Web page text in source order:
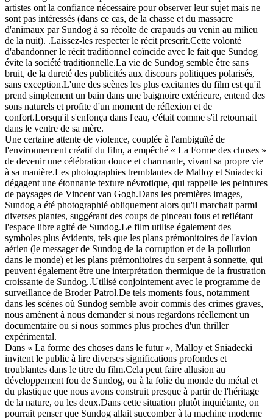
artistes ont la confiance nécessaire pour observer leur sujet mais ne
sont pas intéressés (dans ce cas, de la chasse et du massacre
d'animaux par Sundog à sa récolte de crapauds au venin au milieu
de la nuit). .Laissez-les respecter le récit prescrit.Cette volonté
d'abandonner le récit traditionnel coïncide avec le fait que Sundog
évite la société traditionnelle.La vie de Sundog semble être sans
bruit, de la dureté des publicités aux discours politiques polarisés,
sans exception.L'une des scènes les plus excitantes du film est qu'il
prend simplement un bain dans une baignoire extérieure, entend des
sons naturels et profite d'un moment de réflexion et de
confort.Lorsqu'il s'enfonça dans l'eau, c'était comme s'il retournait
dans le ventre de sa mère.
Une certaine attente de violence, couplée à l'ambiguïté de
l'environnement créatif du film, a empêché « La Forme des choses »
de devenir une célébration douce et charmante, vivant sa propre vie
à sa manière.Les photographies tremblantes de Malloy et Sniadecki
dégagent une étonnante texture névrotique, qui rappelle les peintures
de paysages de Vincent van Gogh.Dans les premières images,
Sundog a été photographié obliquement alors qu'il marchait parmi
diverses plantes, suggérant des coups de pinceau fous et reflétant
l'espace libre agité de Sundog.Le film utilise également des
symboles plus évidents, tels que les plans prémonitoires de l'avion
aérien (le messager de Sundog de la corruption et de la pollution
dans le monde) et les plans prémonitoires du serpent à sonnette, qui
peuvent également être une interprétation thermique de la frustration
croissante de Sundog..Utilisé conjointement avec le programme de
surveillance de Broder Patrol.De tels moments fous, notamment
dans les scènes où Sundog semble avoir commis des crimes graves,
nous amènent à nous demander si nous regardons réellement un
documentaire ou si nous sommes plus proches d'un thriller
expérimental.
Dans « La forme des choses dans le futur », Malloy et Sniadecki
invitent le public à lire diverses significations profondes et
troublantes dans le titre du film.Cela peut faire allusion au
développement fou de Sundog, ou à la folie du monde du métal et
du plastique que nous avons construit presque à partir de l'héritage
de la nature, ou les deux.Dans cette situation plutôt inquiétante, on
pourrait penser que Sundog allait succomber à la machine moderne